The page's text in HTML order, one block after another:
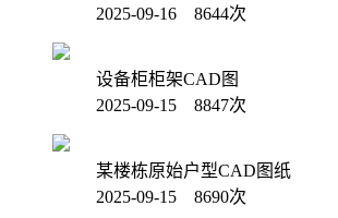
2025-09-16 8644次
设备柜柜架CAD图
2025-09-15 8847次
某楼栋原始户型CAD图纸
2025-09-15 8690次